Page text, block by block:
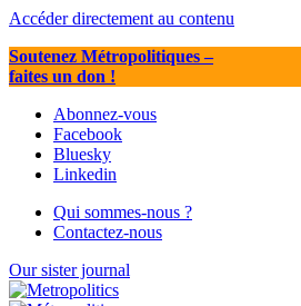
Accéder directement au contenu
Soutenez Métropolitiques–
faites un don !
Abonnez-vous
Facebook
Bluesky
Linkedin
Qui sommes-nous ?
Contactez-nous
Our sister journal